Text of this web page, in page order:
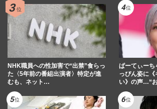
山下智久は映画が白紙、松
頓挫…フジテレビ中居問題
ジャニ”ドミノ「完全な
週刊女性PRIME
NHK職員への性加害で“出禁”食らっ
た〈5年前の番組出演者〉特定が進
むも、ネット…
ぱーてぃーち
っぴん姿に
い》の声…“